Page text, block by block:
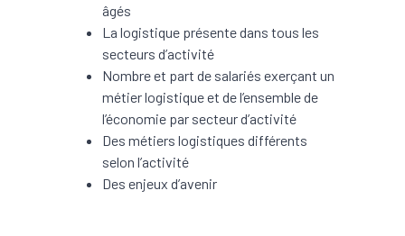
âgés
La logistique présente dans tous les
secteurs d’activité
Nombre et part de salariés exerçant un
métier logistique et de l’ensemble de
l’économie par secteur d’activité
Des métiers logistiques différents
selon l’activité
Des enjeux d’avenir